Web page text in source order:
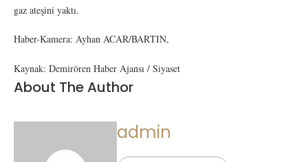
gaz ateşini yaktı.
Haber-Kamera: Ayhan ACAR/BARTIN,
Kaynak: Demirören Haber Ajansı / Siyaset
About The Author
admin